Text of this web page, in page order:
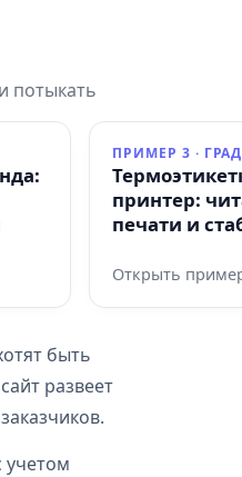
потыкать
ПРИМЕР 3 ·
принтер:
печати и
Открыть
быть
развеет
учетом